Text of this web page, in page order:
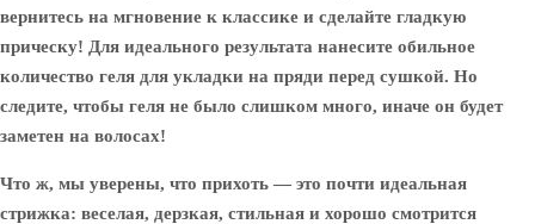
вернитесь на мгновение к классике и сделайте гладкую
прическу! Для идеального результата нанесите обильное
количество геля для укладки на пряди перед сушкой. Но
следите, чтобы геля не было слишком много, иначе он будет
заметен на волосах!
Что ж, мы уверены, что прихоть — это почти идеальная
стрижка: веселая, дерзкая, стильная и хорошо смотрится